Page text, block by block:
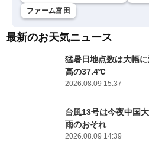
ファーム富田
最新のお天気ニュース
猛暑日地点数は大幅
高の37.4℃
2026.08.09 15:37
台風13号は今夜中国
雨のおそれ
2026.08.09 14:39